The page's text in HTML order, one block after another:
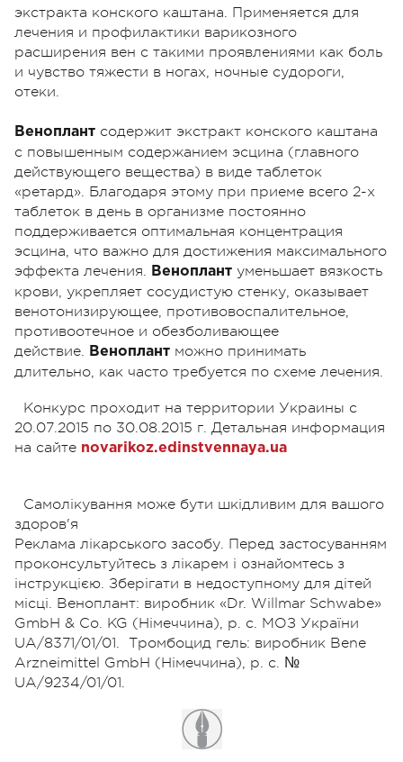
экстракта конского каштана. Применяется для
лечения и профилактики варикозного
расширения вен с такими проявлениями как боль
и чувство тяжести в ногах, ночные судороги,
отеки.
Веноплант содержит экстракт конского каштана
с повышенным содержанием эсцина (главного
действующего вещества) в виде таблеток
«ретард». Благодаря этому при приеме всего 2-х
таблеток в день в организме постоянно
поддерживается оптимальная концентрация
эсцина, что важно для достижения максимального
эффекта лечения. Веноплант уменьшает вязкость
крови, укрепляет сосудистую стенку, оказывает
венотонизирующее, противовоспалительное,
противоотечное и обезболивающее
действие. Веноплант можно принимать
длительно, как часто требуется по схеме лечения.
Конкурс проходит на территории Украины с
20.07.2015 по 30.08.2015 г. Детальная информация
на сайте novarikoz.edinstvennaya.ua
Самолікування може бути шкідливим для вашого
здоров'я
Реклама лікарського засобу. Перед застосуванням
проконсультуйтесь з лікарем і ознайомтесь з
інструкцією. Зберігати в недоступному для дітей
місці. Веноплант: виробник «Dr. Willmar Schwabe»
GmbH & Co. KG (Німеччина), р. с. МОЗ України
UA/8371/01/01. Тромбоцид гель: виробник Bene
Arzneimittel GmbH (Німеччина), р. с. №
UA/9234/01/01.